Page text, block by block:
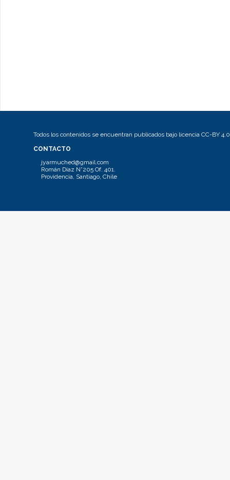
Todos los contenidos se encuentran publicados bajo licencia CC-BY 4.0
CONTACTO
jyarmuched@gmail.com
Román Díaz N°205 Of. 401.
Providencia, Santiago, Chile